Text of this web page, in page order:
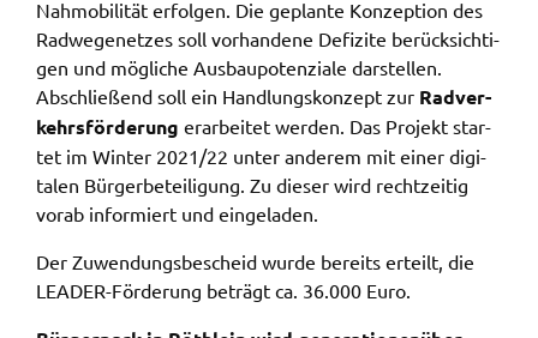
Nahmo­bi­li­tät erfol­gen. Die geplan­te Konzep­ti­on des
Radwe­ge­net­zes soll vorhan­de­ne Defi­zi­te berück­sich­ti­
gen und mögli­che Ausbau­po­ten­zia­le darstel­len.
Abschlie­ßend soll ein Hand­lungs­kon­zept zur Radver­
kehrs­för­de­rung erar­bei­tet werden. Das Projekt star­
tet im Winter 2021/22 unter ande­rem mit einer digi­
ta­len Bürger­be­tei­li­gung. Zu dieser wird recht­zei­tig
vorab infor­miert und einge­la­den.
Der Zuwen­dungs­be­scheid wurde bereits erteilt, die
LEADER-Förde­rung beträgt ca. 36.000 Euro.
bayern_atlas
Anbieter:
Landesamt für Digitalisierung, Breitband und
Vermessung
Zweck:
Anzeige Online Kartendienst
WEBANALYSE